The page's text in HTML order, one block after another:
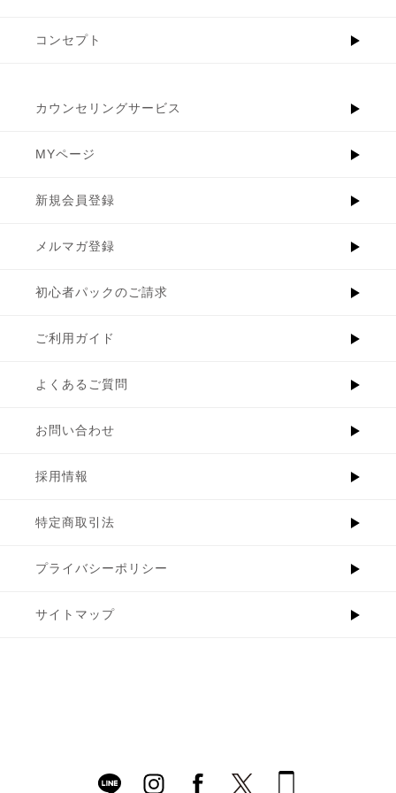
コンセプト
カウンセリングサービス
MYページ
新規会員登録
メルマガ登録
初心者パックのご請求
ご利用ガイド
よくあるご質問
お問い合わせ
採用情報
特定商取引法
プライバシーポリシー
サイトマップ